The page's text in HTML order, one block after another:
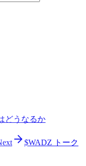
どうなるか
$WADZ トーク